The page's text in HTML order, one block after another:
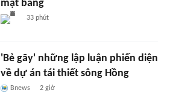
mặt bằng
33 phút
'Bẻ gãy' những lập luận phiến diện
về dự án tái thiết sông Hồng
Bnews 2 giờ